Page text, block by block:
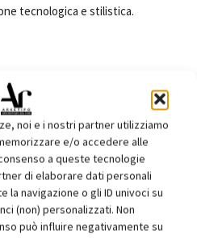
noi e i nostri partner utilizziamo
e/o accedere alle
a queste tecnologie
di elaborare dati personali
la navigazione o gli ID univoci su
(non) personalizzati. Non
può influire negativamente su
tecnologica e stilistica.
Harvesting
luci smart
motore tecnologico
Plana Vimar